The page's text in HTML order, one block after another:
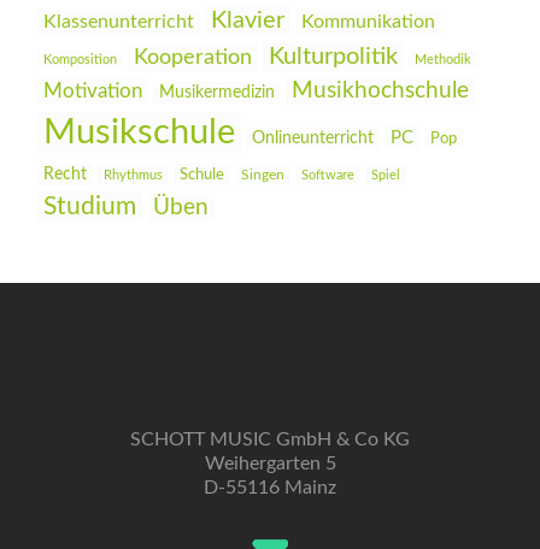
Klassenunterricht Klavier Kommunikation
Komposition Kooperation Kulturpolitik Methodik
Motivation Musikermedizin Musikhochschule
Musikschule Onlineunterricht PC Pop
Recht Rhythmus Schule Singen Software Spiel
Studium Üben
SCHOTT MUSIC GmbH & Co KG
Weihergarten 5
D-55116 Mainz